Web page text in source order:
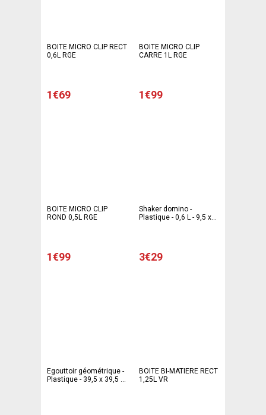
BOITE MICRO CLIP RECT
0,6L RGE
1€69
BOITE MICRO CLIP
CARRE 1L RGE
1€99
BOITE MICRO CLIP
ROND 0,5L RGE
1€99
Shaker domino -
Plastique - 0,6 L - 9,5 x
3€29
Egouttoir géométrique -
Plastique - 39,5 x 39,5 x
BOITE BI-MATIERE RECT
1,25L VR